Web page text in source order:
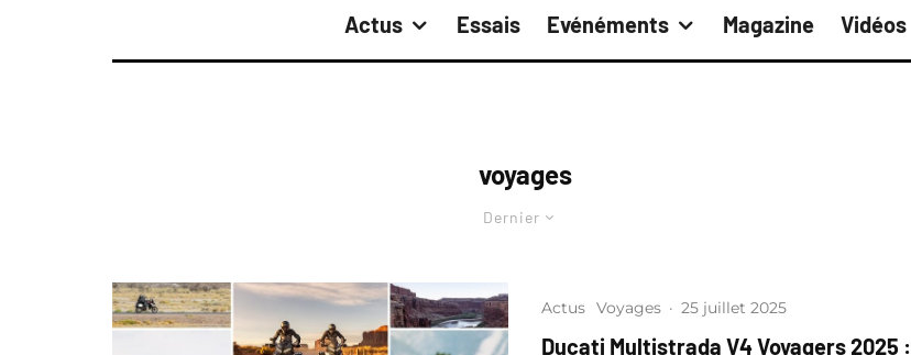
Actus Essais Evénéments Magazine Vidéos
voyages
Dernier
Actus Voyages · 25 juillet 2025
Ducati Multistrada V4 Voyagers 2025 :